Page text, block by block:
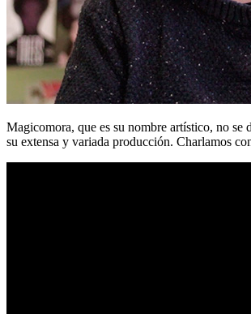
Magicomora, que es su nombre artístico, no se
su extensa y variada producción. Charlamos